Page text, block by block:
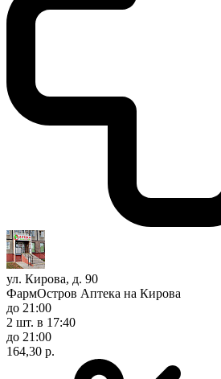
ул. Кирова, д. 90
ФармОстров Аптека на Кирова
до 21:00
2 шт. в 17:40
до 21:00
164,30 р.